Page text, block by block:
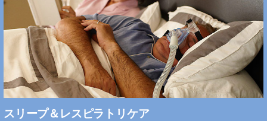
スリープ＆レスピラトリケア